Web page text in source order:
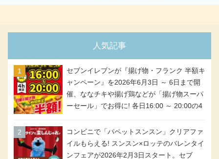
人気記事
セブンイレブンが『揚げ物・フランク 半額キ
ャンペーン』を2026年6月3日 ～ 6日まで開
催、ななチキや揚げ鶏などが「揚げ物スーパ
ーセール」でお得に! 各日16:00 ～ 20:00の4
アメリカンドッグが税抜き69円!
コンビニで「パペットスンスン」クリアファ
イルもらえる! スンスン×ロッテのバレンタイ
ンフェアが2026年2月3日スタート。セブ